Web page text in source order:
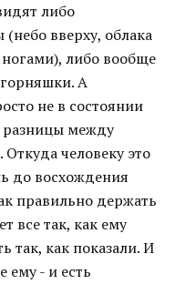
либо
вверху, облака
либо вообще
А
не в состоянии
разницы между
человеку это
до восхождения
правильно держать
все так, как ему
так, как показали. И
ему - и есть